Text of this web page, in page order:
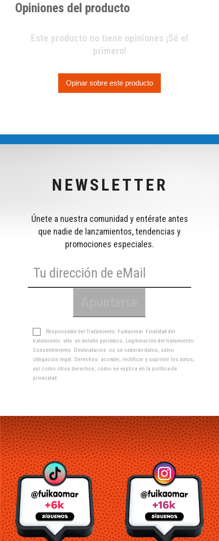
Opiniones del producto
Este producto no tiene opiniones ¡Sé el
primero!
Opinar sobre este producto
NEWSLETTER
Únete a nuestra comunidad y entérate antes
que nadie de lanzamientos, tendencias y
promociones especiales.
Responsable del Tratamiento: Fuikaomar. Finalidad del
tratamiento: alta en boletín periódico. Legitimación del tratamiento:
Consentimiento. Destinatarios: no se cederán datos, salvo
obligación legal. Derechos: acceder, rectificar y suprimir los datos,
así como otros derechos, como se explica en la política de
privacidad .